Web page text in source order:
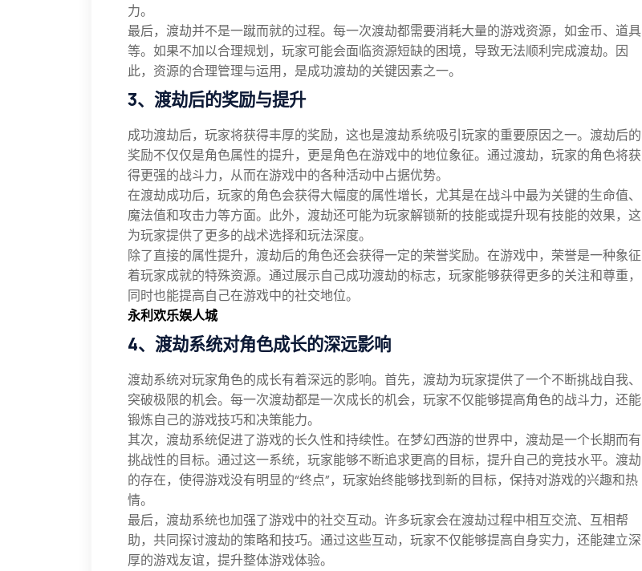
力。
最后，渡劫并不是一蹴而就的过程。每一次渡劫都需要消耗大量的游戏资源，如金币、道具
等。如果不加以合理规划，玩家可能会面临资源短缺的困境，导致无法顺利完成渡劫。因
此，资源的合理管理与运用，是成功渡劫的关键因素之一。
3、渡劫后的奖励与提升
成功渡劫后，玩家将获得丰厚的奖励，这也是渡劫系统吸引玩家的重要原因之一。渡劫后的
奖励不仅仅是角色属性的提升，更是角色在游戏中的地位象征。通过渡劫，玩家的角色将获
得更强的战斗力，从而在游戏中的各种活动中占据优势。
在渡劫成功后，玩家的角色会获得大幅度的属性增长，尤其是在战斗中最为关键的生命值、
魔法值和攻击力等方面。此外，渡劫还可能为玩家解锁新的技能或提升现有技能的效果，这
为玩家提供了更多的战术选择和玩法深度。
除了直接的属性提升，渡劫后的角色还会获得一定的荣誉奖励。在游戏中，荣誉是一种象征
着玩家成就的特殊资源。通过展示自己成功渡劫的标志，玩家能够获得更多的关注和尊重，
同时也能提高自己在游戏中的社交地位。
永利欢乐娱人城
4、渡劫系统对角色成长的深远影响
渡劫系统对玩家角色的成长有着深远的影响。首先，渡劫为玩家提供了一个不断挑战自我、
突破极限的机会。每一次渡劫都是一次成长的机会，玩家不仅能够提高角色的战斗力，还能
锻炼自己的游戏技巧和决策能力。
其次，渡劫系统促进了游戏的长久性和持续性。在梦幻西游的世界中，渡劫是一个长期而有
挑战性的目标。通过这一系统，玩家能够不断追求更高的目标，提升自己的竞技水平。渡劫
的存在，使得游戏没有明显的“终点”，玩家始终能够找到新的目标，保持对游戏的兴趣和热
情。
最后，渡劫系统也加强了游戏中的社交互动。许多玩家会在渡劫过程中相互交流、互相帮
助，共同探讨渡劫的策略和技巧。通过这些互动，玩家不仅能够提高自身实力，还能建立深
厚的游戏友谊，提升整体游戏体验。